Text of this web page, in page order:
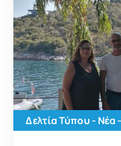
Δελτία Τύπου - Νέα